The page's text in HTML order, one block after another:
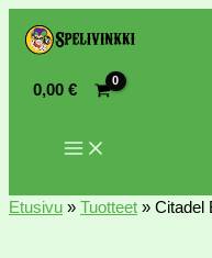
0,00€
Etusivu » Tuotteet » Citadel